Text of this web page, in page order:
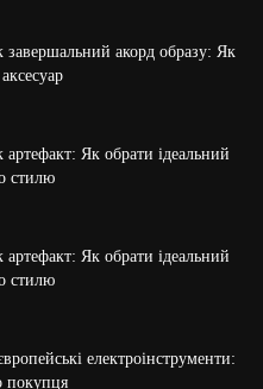
завершальний акорд образу: Як
артефакт: Як обрати ідеальний
стилю
артефакт: Як обрати ідеальний
стилю
електроінструменти:
покупця